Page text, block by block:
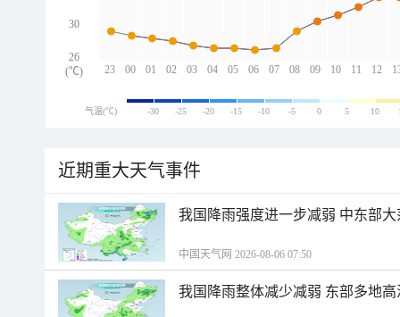
23 00 01 02 03 04 05 06 07 08 09 10 11 12
30
26
(℃)
气温(℃) -30 -25 -20 -15 -10 -5 0 5 10
近期重大天气事件
我国降雨强度进一步减弱 中东部
中国天气网 2026-08-06 07:50
我国降雨整体减少减弱 东部多地